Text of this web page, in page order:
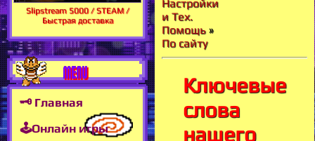
Slipstream 5000 / STEAM /
Быстрая доставка
MENU
🗝 Главная
🕹Онлайн игры
Настройки
и Тех.
Помощь »
По сайту
Ключевые
слова
нашего